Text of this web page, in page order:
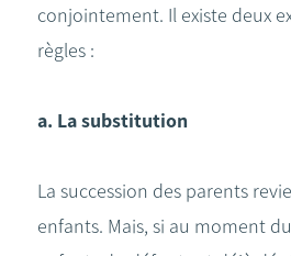
conjointement. Il existe deux
règles :
a. La substitution
La succession des parents
enfants. Mais, si au moment